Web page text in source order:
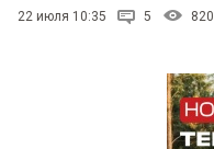
22 июля 10:35 5 820